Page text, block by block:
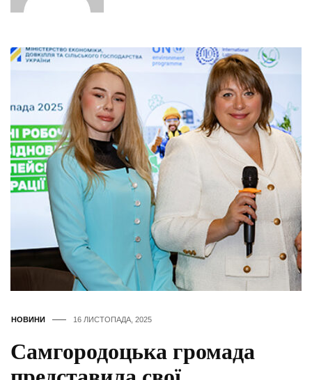
НОВИНИ 16 ЛИСТОПАДА, 2025
Самгородоцька громада